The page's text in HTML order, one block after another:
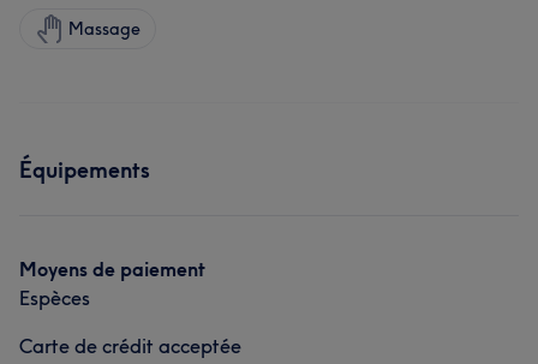
Massage
Équipements
Moyens de paiement
Espèces
Carte de crédit acceptée